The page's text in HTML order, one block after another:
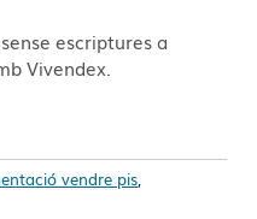
escriptures a
Vivendex.
vendre pis,